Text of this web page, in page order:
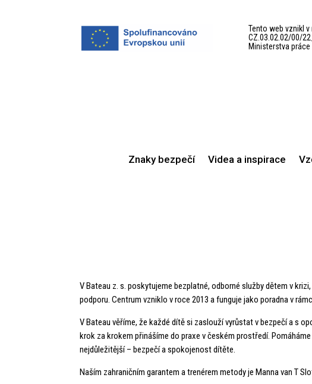
Tento web vznikl
CZ.03.02.02/00/
Ministerstva práce
Znaky bezpečí Videa a inspirace
V Bateau z. s. poskytujeme bezplatné, odborné služby dětem v
podporu. Centrum vzniklo v roce 2013 a funguje jako poradna v
V Bateau věříme, že každé dítě si zaslouží vyrůstat v bezpečí a s
krok za krokem přinášíme do praxe v českém prostředí.
nejdůležitější – bezpečí a spokojenost dítěte.
Naším zahraničním garantem a trenérem metody je Manna van T